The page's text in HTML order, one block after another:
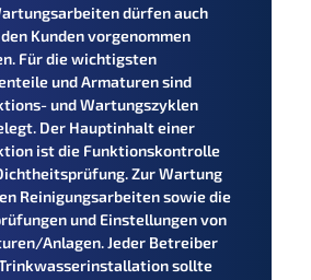
dürfen auch
Kunden vorgenommen
Für die wichtigsten
und Armaturen sind
und Wartungszyklen
Der Hauptinhalt einer
ist die Funktionskontrolle
Zur Wartung
Reinigungsarbeiten sowie die
und Einstellungen von
Anlagen. Jeder Betreiber
sollte